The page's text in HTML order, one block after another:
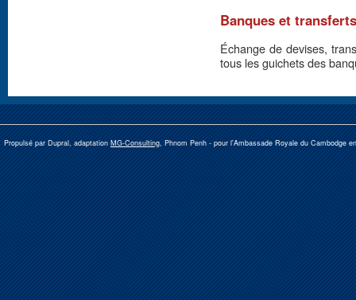
Banques et transferts
Échange de devises,
tous les guichets des
Propulsé par Dupral, adaptation MG-Consulting, Phnom Penh - pour l'Ambassade Royale du Cambodge